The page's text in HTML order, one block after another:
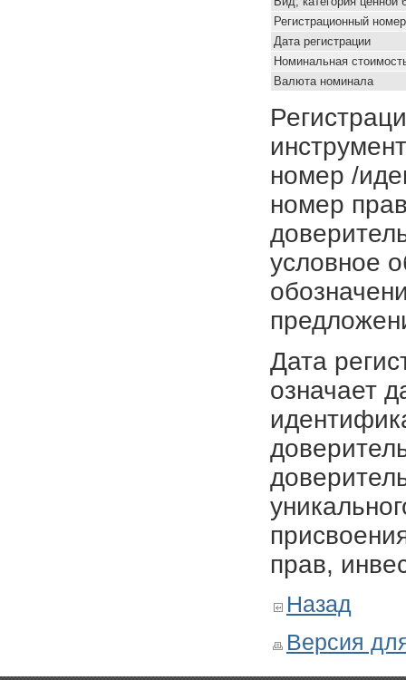
Регистрационный номер
Дата регистрации
Номинальная
Валюта номинала
номер /
номер
условное
Дата
означает
прав,
Назад
Версия